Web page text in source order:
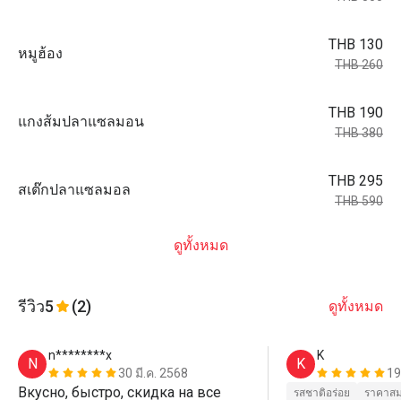
หมูฮ้อง
THB 130
THB 260
แกงส้มปลาแซลมอน
THB 190
THB 380
สเต๊กปลาแซลมอล
THB 295
THB 590
ดูทั้งหมด
รีวิว5 (2) ดูทั้งหมด
N
n********x
30 มี.ค. 2568
Вкусно, быстро, скидка на все
K
K
รสชาติอร่อย
ราคาส